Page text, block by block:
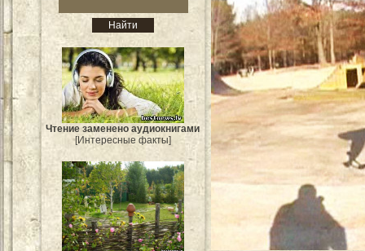
Чтение заменено аудиокнигами
[Интересные факты]